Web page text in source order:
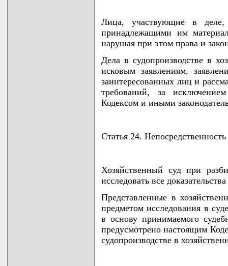
Лица, участвующие в деле,
принадлежащими им
нарушая при этом права и
Дела в судопроизводстве в
исковым заявлениям,
заинтересованных лиц и
требований, за
Кодексом и иными
Статья 24. Непосредственность
Хозяйственный суд при
исследовать все
Представленные в
предметом исследования в
в основу принимаемого
предусмотрено настоящим
судопроизводстве в